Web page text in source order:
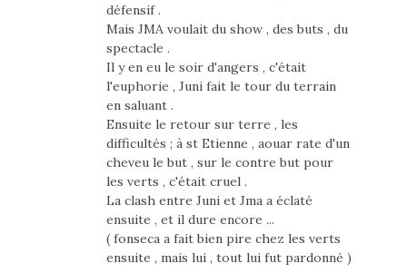
défensif .
Mais JMA voulait du show , des buts , du
spectacle .
Il y en eu le soir d'angers , c'était
l'euphorie , Juni fait le tour du terrain
en saluant .
Ensuite le retour sur terre , les
difficultés ; à st Etienne , aouar rate d'un
cheveu le but , sur le contre but pour
les verts , c'était cruel .
La clash entre Juni et Jma a éclaté
ensuite , et il dure encore ...
( fonseca a fait bien pire chez les verts
ensuite , mais lui , tout lui fut pardonné )